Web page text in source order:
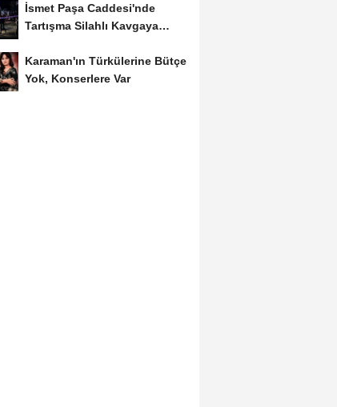
İsmet Paşa Caddesi'nde
Tartışma Silahlı Kavgaya
Karaman'ın Türkülerine Bütçe
Yok, Konserlere Var